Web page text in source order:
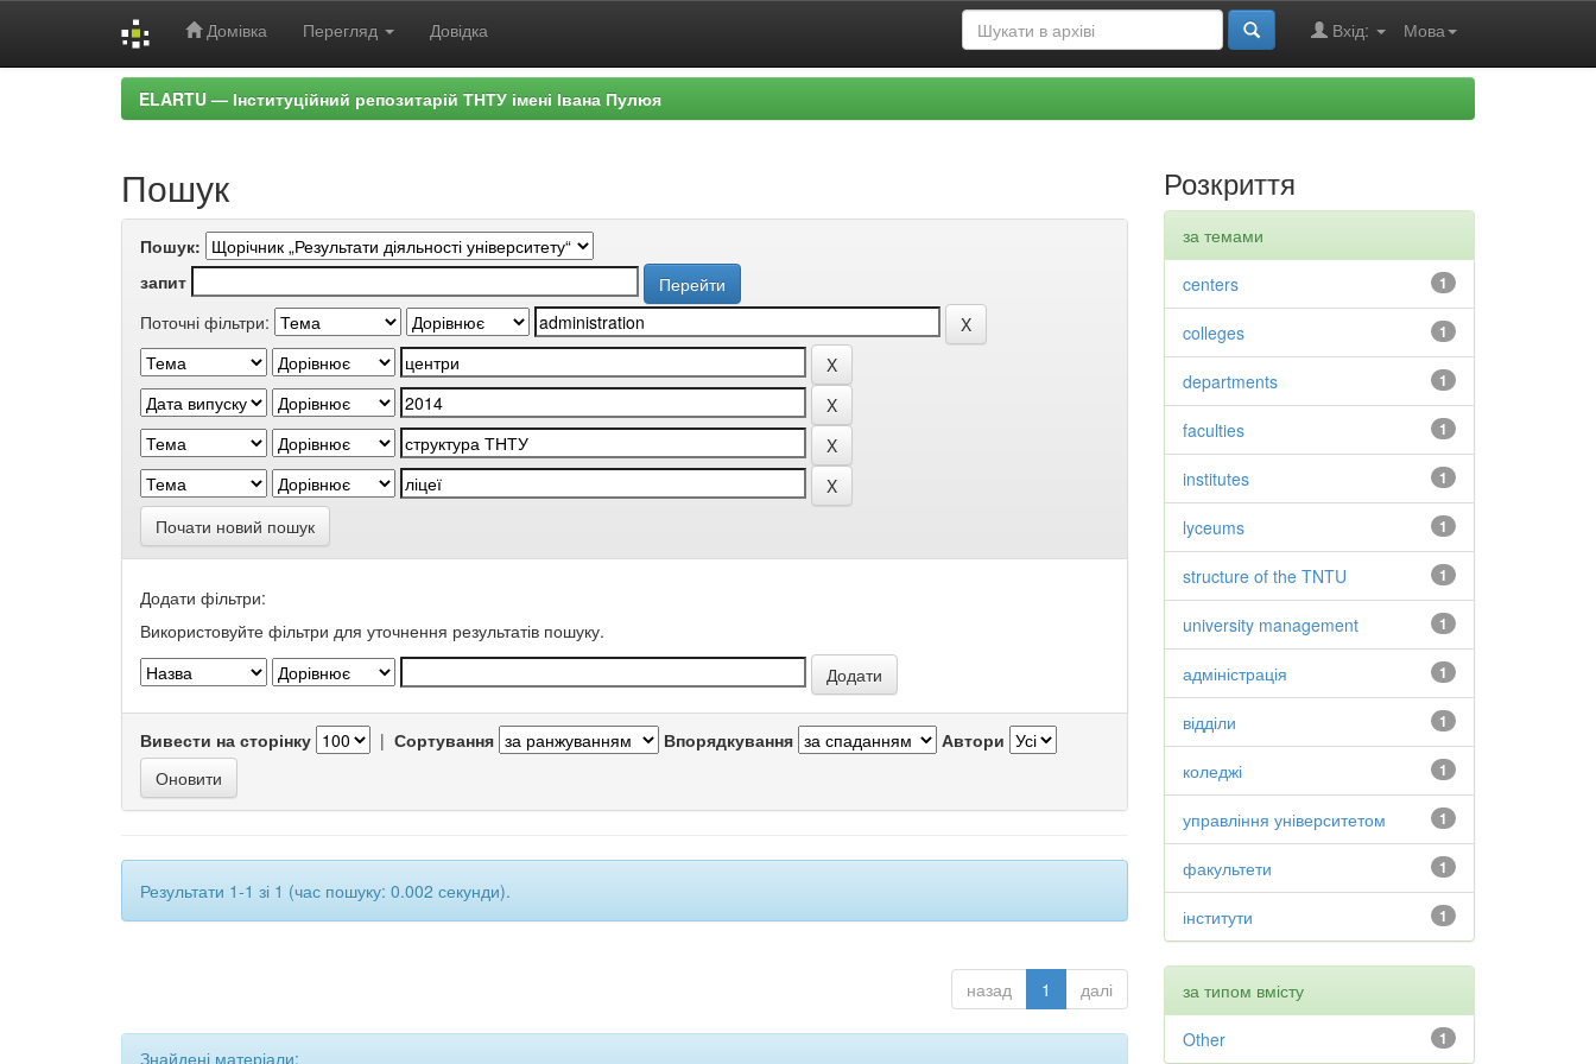
Домівка Перегляд Довідка Мова
Вхід:
ELARTU — Інституційний репозитарій ТНТУ імені Івана Пулюя
Пошук
Пошук:
запит
Поточні фільтри:
Почати новий пошук
Додати фільтри:
Використовуйте фільтри для уточнення результатів пошуку.
Вивести на сторінку | Сортування Впорядкування Автори
Результати 1-1 зі 1 (час пошуку: 0.002 секунди).
назад 1 далі
Знайдені матеріали:
Розкриття
за темами
1
centers
1
colleges
1
departments
1
faculties
1
institutes
1
lyceums
1
structure of the TNTU
1
university management
1
адміністрація
1
відділи
1
коледжі
1
управління університетом
1
факультети
1
інститути
за типом вмісту
1
Other